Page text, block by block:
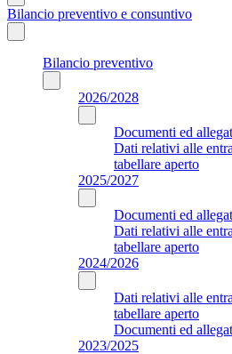
Bilancio preventivo e consuntivo
Bilancio preventivo
2026/2028
Documenti ed
Dati relativi alle
tabellare aperto
2025/2027
Documenti ed
Dati relativi alle
tabellare aperto
2024/2026
Dati relativi alle
tabellare aperto
Documenti ed
2023/2025